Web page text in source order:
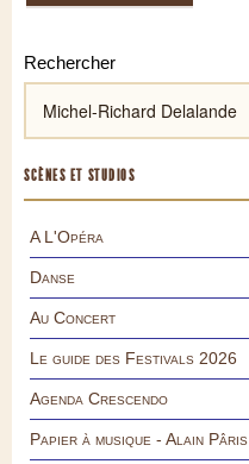
Rechercher
SCÈNES ET STUDIOS
A L'Opéra
Danse
Au Concert
Le guide des Festivals 2026
Agenda Crescendo
Papier à musique - Alain Pâris